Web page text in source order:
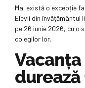
Mai există o excepție
Elevii din învățământul
pe 26 iunie 2026, cu o
colegilor lor.
Vacanța
durează